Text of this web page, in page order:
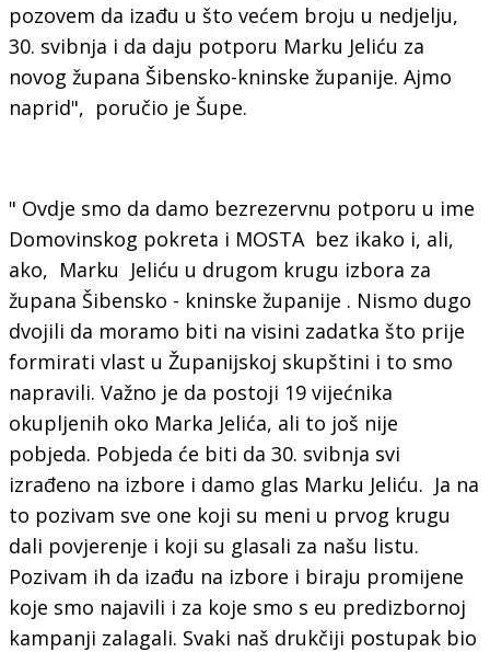
pozovem da izađu u što većem broju u nedjelju,
30. svibnja i da daju potporu Marku Jeliću za
novog župana Šibensko-kninske županije. Ajmo
naprid", poručio je Šupe.
" Ovdje smo da damo bezrezervnu potporu u ime
Domovinskog pokreta i MOSTA bez ikako i, ali,
ako, Marku Jeliću u drugom krugu izbora za
župana Šibensko - kninske županije . Nismo dugo
dvojili da moramo biti na visini zadatka što prije
formirati vlast u Županijskoj skupštini i to smo
napravili. Važno je da postoji 19 vijećnika
okupljenih oko Marka Jelića, ali to još nije
pobjeda. Pobjeda će biti da 30. svibnja svi
izrađeno na izbore i damo glas Marku Jeliću. Ja na
to pozivam sve one koji su meni u prvog krugu
dali povjerenje i koji su glasali za našu listu.
Pozivam ih da izađu na izbore i biraju promijene
koje smo najavili i za koje smo s eu predizbornoj
kampanji zalagali. Svaki naš drukčiji postupak bio